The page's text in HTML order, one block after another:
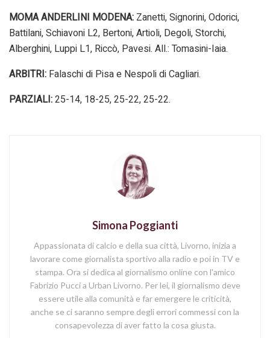
MOMA ANDERLINI MODENA: Zanetti, Signorini, Odorici,
Battilani, Schiavoni L2, Bertoni, Artioli, Degoli, Storchi,
Alberghini, Luppi L1, Riccò, Pavesi. All.: Tomasini-Iaia.
ARBITRI: Falaschi di Pisa e Nespoli di Cagliari.
PARZIALI:25-14, 18-25, 25-22, 25-22.
Simona Poggianti
Appassionata di calcio e della sua città, Livorno, inizia a
lavorare come giornalista sportivo alla radio e poi in TV e
stampa. Ora si dedica al giornalismo online con l'amico
Fabrizio Pucci a Urban Livorno. Per lei, il giornalismo deve
essere utile alla comunità e far emergere le criticità,
anche se ci saranno sempre degli errori commessi con la
consapevolezza di aver fatto la cosa giusta.